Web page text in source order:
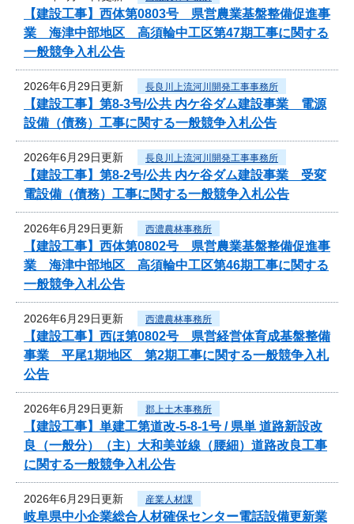
【建設工事】西体第0803号 県営農業基盤整備促進事
業 海津中部地区 高須輪中工区第47期工事に関する
一般競争入札公告
2026年6月29日更新 長良川上流河川開発工事事務所
【建設工事】第8-3号/公共 内ケ谷ダム建設事業 電源
設備（債務）工事に関する一般競争入札公告
2026年6月29日更新 長良川上流河川開発工事事務所
【建設工事】第8-2号/公共 内ケ谷ダム建設事業 受変
電設備（債務）工事に関する一般競争入札公告
2026年6月29日更新 西濃農林事務所
【建設工事】西体第0802号 県営農業基盤整備促進事
業 海津中部地区 高須輪中工区第46期工事に関する
一般競争入札公告
2026年6月29日更新 西濃農林事務所
【建設工事】西ほ第0802号 県営経営体育成基盤整備
事業 平尾1期地区 第2期工事に関する一般競争入札
公告
2026年6月29日更新 郡上土木事務所
【建設工事】単建工第道改-5-8-1号 / 県単 道路新設改
良（一般分）（主）大和美並線（腰細）道路改良工事
に関する一般競争入札公告
2026年6月29日更新 産業人材課
岐阜県中小企業総合人材確保センター電話設備更新業